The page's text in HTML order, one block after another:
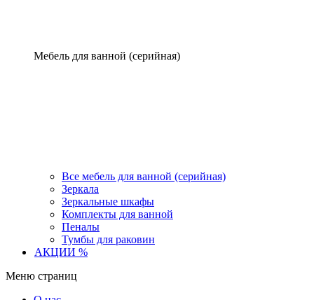
Мебель для ванной (серийная)
Все мебель для ванной (серийная)
Зеркала
Зеркальные шкафы
Комплекты для ванной
Пеналы
Тумбы для раковин
АКЦИИ %
Меню страниц